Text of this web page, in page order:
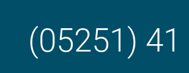
(05251)